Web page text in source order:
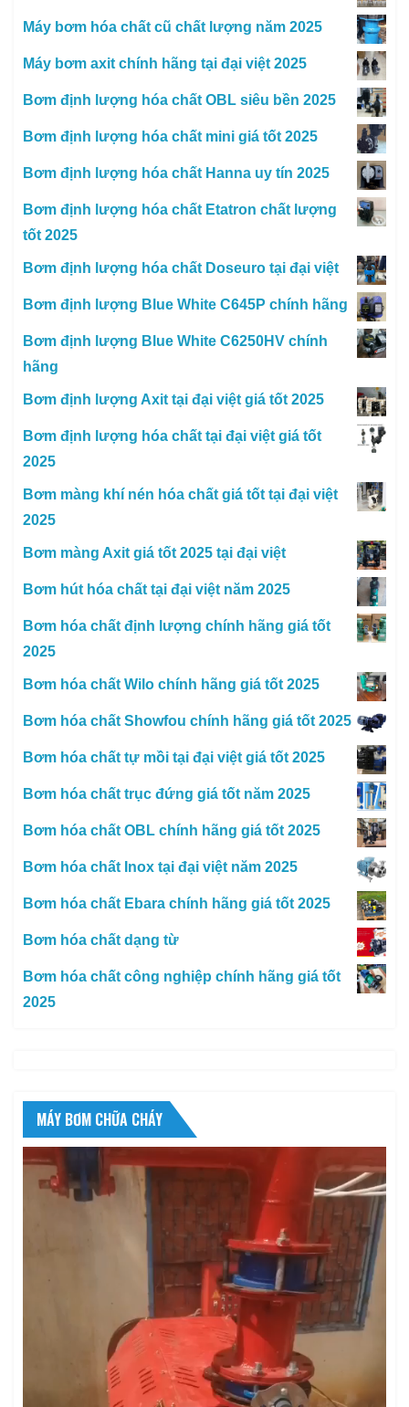
Máy bơm hóa chất cũ chất lượng năm 2025
Máy bơm axit chính hãng tại đại việt 2025
Bơm định lượng hóa chất OBL siêu bền 2025
Bơm định lượng hóa chất mini giá tốt 2025
Bơm định lượng hóa chất Hanna uy tín 2025
Bơm định lượng hóa chất Etatron chất lượng
tốt 2025
Bơm định lượng hóa chất Doseuro tại đại việt
Bơm định lượng Blue White C645P chính hãng
Bơm định lượng Blue White C6250HV chính
hãng
Bơm định lượng Axit tại đại việt giá tốt 2025
Bơm định lượng hóa chất tại đại việt giá tốt
2025
Bơm màng khí nén hóa chất giá tốt tại đại việt
2025
Bơm màng Axit giá tốt 2025 tại đại việt
Bơm hút hóa chất tại đại việt năm 2025
Bơm hóa chất định lượng chính hãng giá tốt
2025
Bơm hóa chất Wilo chính hãng giá tốt 2025
Bơm hóa chất Showfou chính hãng giá tốt 2025
Bơm hóa chất tự mồi tại đại việt giá tốt 2025
Bơm hóa chất trục đứng giá tốt năm 2025
Bơm hóa chất OBL chính hãng giá tốt 2025
Bơm hóa chất Inox tại đại việt năm 2025
Bơm hóa chất Ebara chính hãng giá tốt 2025
Bơm hóa chất dạng từ
Bơm hóa chất công nghiệp chính hãng giá tốt
2025
MÁY BƠM CHỮA CHÁY
Trình
chơi